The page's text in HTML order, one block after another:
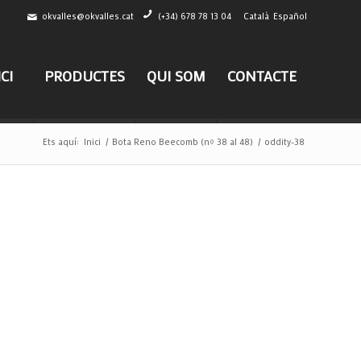
Català Español
okvalles@okvalles.cat (+34) 678 78 13 04
PRODUCTES QUI SOM CONTACTE
Ets aquí: Inici / Bota Reno Beecomb (nº 38 al 48) / oddity-38